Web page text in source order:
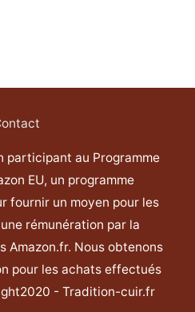
participant au Programme
EU, un programme
fournir un moyen pour les
rémunération par la
Amazon.fr. Nous obtenons
pour les achats effectués
- Tradition-cuir.fr